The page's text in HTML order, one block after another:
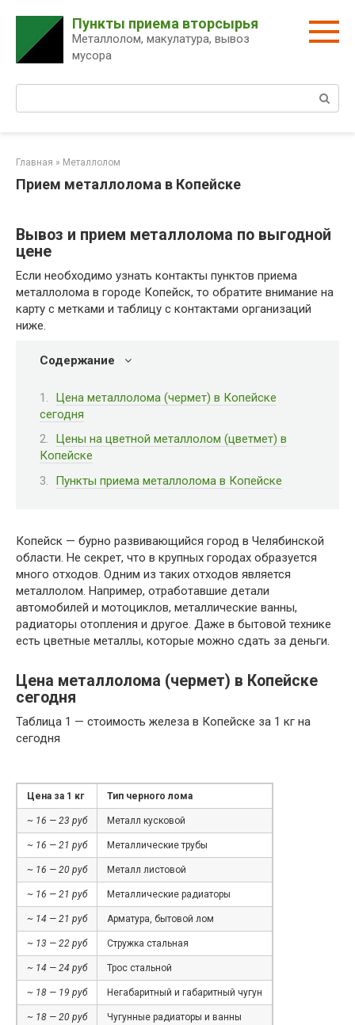
контенту
Пункты приема вторсырья
Металлолом, макулатура, вывоз
мусора
Главная » Металлолом
Прием металлолома в Копейске
Вывоз и прием металлолома по выгодной
цене
Если необходимо узнать контакты пунктов приема
металлолома в городе Копейск, то обратите внимание на
карту с метками и таблицу с контактами организаций
ниже.
Содержание
Цена металлолома (чермет) в Копейске
сегодня
Цены на цветной металлолом (цветмет) в
Копейске
Пункты приема металлолома в Копейске
Копейск — бурно развивающийся город в Челябинской
области. Не секрет, что в крупных городах образуется
много отходов. Одним из таких отходов является
металлолом. Например, отработавшие детали
автомобилей и мотоциклов, металлические ванны,
радиаторы отопления и другое. Даже в бытовой технике
есть цветные металлы, которые можно сдать за деньги.
Цена металлолома (чермет) в Копейске
сегодня
Таблица 1 — стоимость железа в Копейске за 1 кг на
сегодня
Цена за 1 кг Тип черного лома
~ 16 — 23 руб Металл кусковой
~ 16 — 21 руб Металлические трубы
~ 16 — 20 руб Металл листовой
~ 16 — 21 руб Металлические радиаторы
~ 14 — 21 руб Арматура, бытовой лом
~ 13 — 22 руб Стружка стальная
~ 14 — 24 руб Трос стальной
~ 18 — 19 руб Негабаритный и габаритный чугун
~ 18 — 20 руб Чугунные радиаторы и ванны